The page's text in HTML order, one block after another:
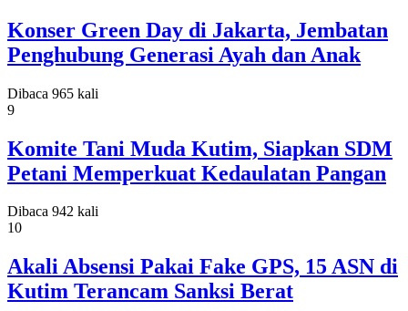
Konser Green Day di Jakarta, Jembatan
Penghubung Generasi Ayah dan Anak
Dibaca 965 kali
9
Komite Tani Muda Kutim, Siapkan SDM
Petani Memperkuat Kedaulatan Pangan
Dibaca 942 kali
10
Akali Absensi Pakai Fake GPS, 15 ASN di
Kutim Terancam Sanksi Berat